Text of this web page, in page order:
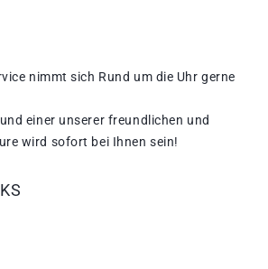
nimmt sich Rund um die Uhr gerne
einer unserer freundlichen und
wird sofort bei Ihnen sein!